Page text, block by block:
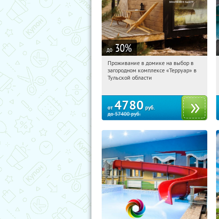
до 30%
01:15:11 Купили:
Тульская обл., Ясногорский р-н, с.
Проживание в домике на выбор в
загородном комплексе «Терруар» в
Тульской области
от 4780 руб.
до57400руб.